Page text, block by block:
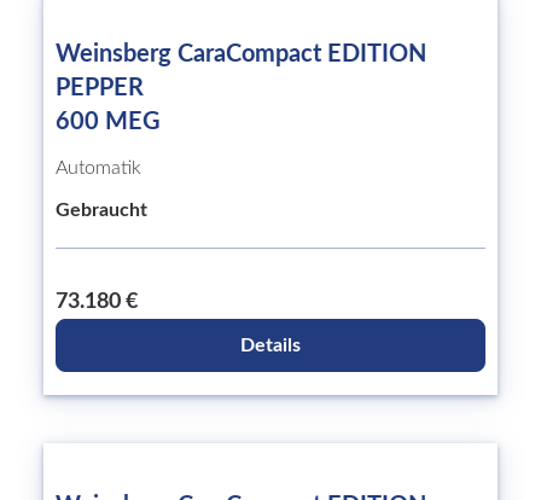
Weinsberg CaraCompact EDITION
PEPPER
600 MEG
Automatik
Gebraucht
73.180 €
Details